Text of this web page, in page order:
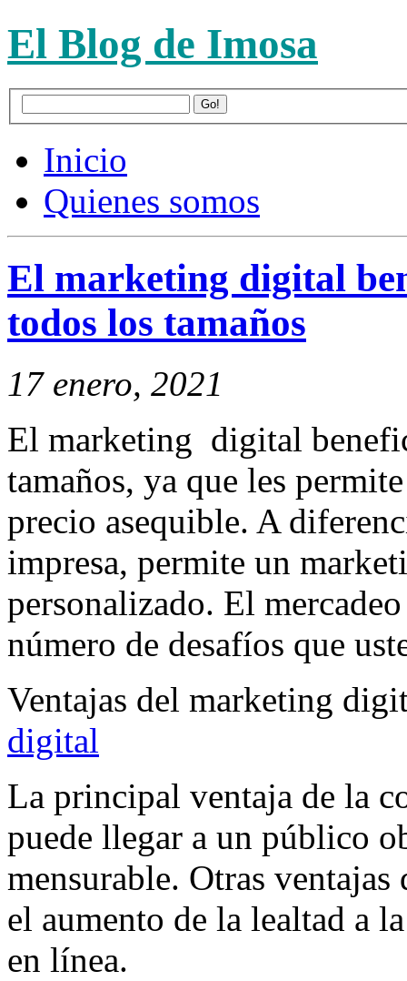
El Blog de Imosa
Inicio
Quienes somos
El marketing digital
todos los tamaños
17 enero, 2021
El marketing digital
tamaños, ya que les
precio asequible. A
impresa, permite un
personalizado. El
número de desafíos que
Ventajas del marketing
digital
La principal ventaja de la
puede llegar a un público
mensurable. Otras
el aumento de la lealtad a
en línea.